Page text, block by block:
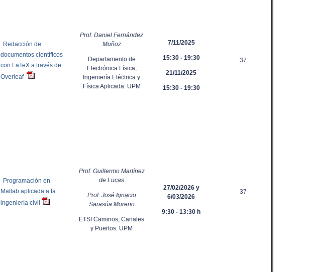
Redacción de
documentos científicos
con LaTeX a través de
Overleaf
Prof. Daniel Fernández
Muñoz
Departamento de
Electrónica Física,
Ingeniería Eléctrica y
Física Aplicada. UPM
7/11/2025
15:30 - 19:30
21/11/2025
15:30 - 19:30
37
Programación en
Matlab aplicada a la
ingeniería civil
Prof. Guillermo Martínez
de Lucas
Prof. José Ignacio
Sarasúa Moreno
ETSI Caminos, Canales
y Puertos. UPM
27/02/2026 y
6/03/2026
9:30 - 13:30 h
37